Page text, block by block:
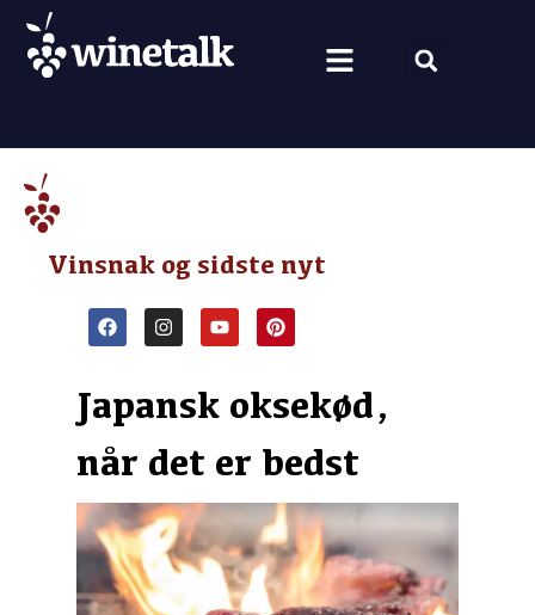
Vinsnak og sidste nyt
Japansk oksekød,
når det er bedst